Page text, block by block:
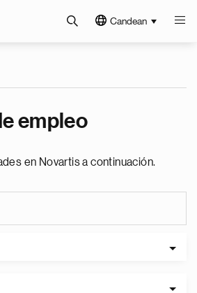
Candean
empleo
en Novartis a continuación.